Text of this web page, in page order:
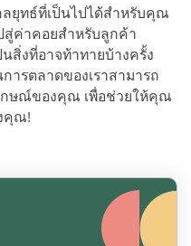
ลยุทธ์ที่เป็นไปได้สำหรับคุณ
สู่ค่าคอยสำหรับลูกค้า
นสิ่งที่อาจท้าทายบ้างครั้ง
ารตลาดของเราสามารถ
ษณ์ของคุณ เพื่อช่วยให้คุณ
คุณ!